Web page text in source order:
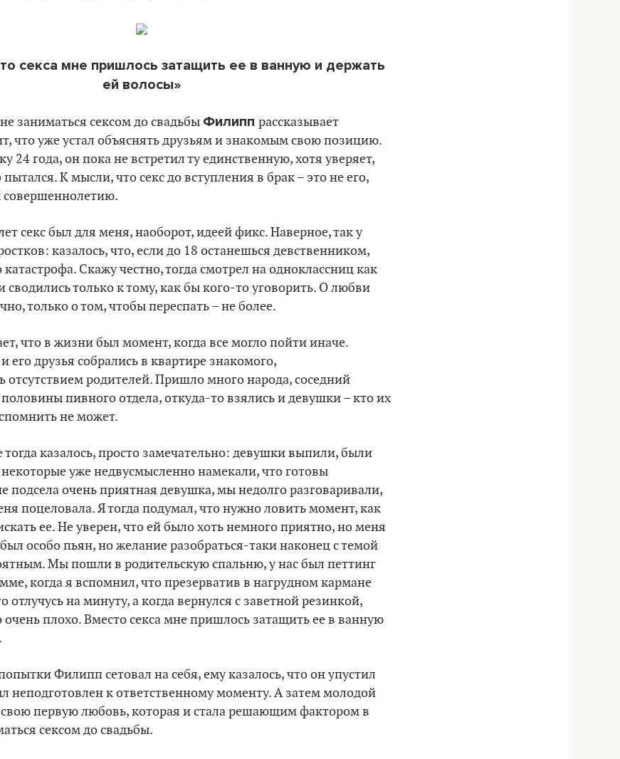
секса мне пришлось затащить ее в ванную и держать
ей волосы»
заниматься сексом до свадьбы Филипп рассказывает
что уже устал объяснять друзьям и знакомым свою позицию.
24 года, он пока не встретил ту единственную, хотя уверяет,
К мысли, что секс до вступления в брак – это не его,
секс был для меня, наоборот, идеей фикс. Наверное, так у
казалось, что, если до 18 останешься девственником,
катастрофа. Скажу честно, тогда смотрел на одноклассниц как
сводились только к тому, как бы кого-то уговорить. О любви
только о том, чтобы переспать – не более.
что в жизни был момент, когда все могло пойти иначе.
его друзья собрались в квартире знакомого,
отсутствием родителей. Пришло много народа, соседний
пивного отдела, откуда-то взялись и девушки – кто их
не может.
тогда казалось, просто замечательно: девушки выпили, были
уже недвусмысленно намекали, что готовы
подсела очень приятная девушка, мы недолго разговаривали,
поцеловала. Я тогда подумал, что нужно ловить момент, как
ее. Не уверен, что ей было хоть немного приятно, но меня
особо пьян, но желание разобраться-таки наконец с темой
Мы пошли в родительскую спальню, у нас был петтинг
когда я вспомнил, что презерватив в нагрудном кармане
отлучусь на минуту, а когда вернулся с заветной резинкой,
плохо. Вместо секса мне пришлось затащить ее в ванную
Филипп сетовал на себя, ему казалось, что он упустил
неподготовлен к ответственному моменту. А затем молодой
свою первую любовь, которая и стала решающим фактором в
сексом до свадьбы.